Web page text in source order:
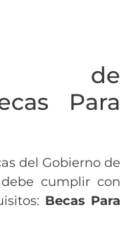
de
Para
del Gobierno de
cumplir con
Becas Para